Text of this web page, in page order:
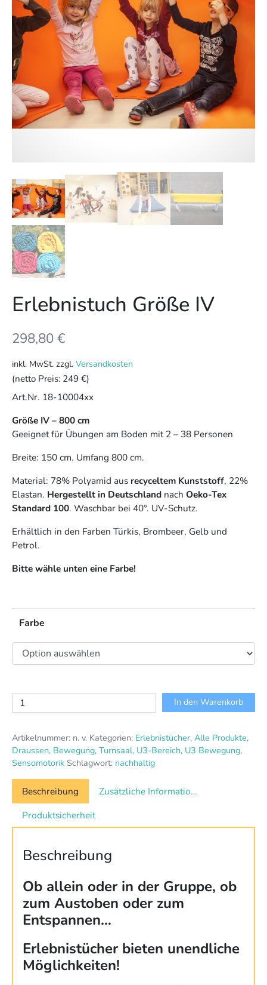
Erlebnistuch Größe IV
298,80€
inkl. MwSt. zzgl. Versandkosten
(netto Preis: 249 €)
Art.Nr. 18-10004xx
Größe IV – 800 cm
Geeignet für Übungen am Boden mit 2 – 38 Personen
Breite: 150 cm. Umfang 800 cm.
Material: 78% Polyamid aus recyceltem Kunststoff, 22%
Elastan. Hergestellt in Deutschland nach Oeko-Tex
Standard 100. Waschbar bei 40°. UV-Schutz.
Erhältlich in den Farben Türkis, Brombeer, Gelb und
Petrol.
Bitte wähle unten eine Farbe!
Farbe
Erlebnistuch
Größe
Menge
In den Warenkorb
Artikelnummer: n. v. Kategorien: Erlebnistücher, Alle Produkte,
Draussen, Bewegung, Turnsaal, U3-Bereich, U3 Bewegung,
Sensomotorik Schlagwort: nachhaltig
Beschreibung
Zusätzliche Informationen
Produktsicherheit
Beschreibung
Ob allein oder in der Gruppe, ob
zum Austoben oder zum
Entspannen…
Erlebnistücher bieten unendliche
Möglichkeiten!